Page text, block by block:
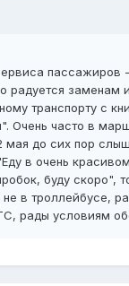
пассажиров
радуется заменам
транспорту с
Очень часто в
мая до сих пор
в очень
буду скоро",
в троллейбусе,
рады условиям